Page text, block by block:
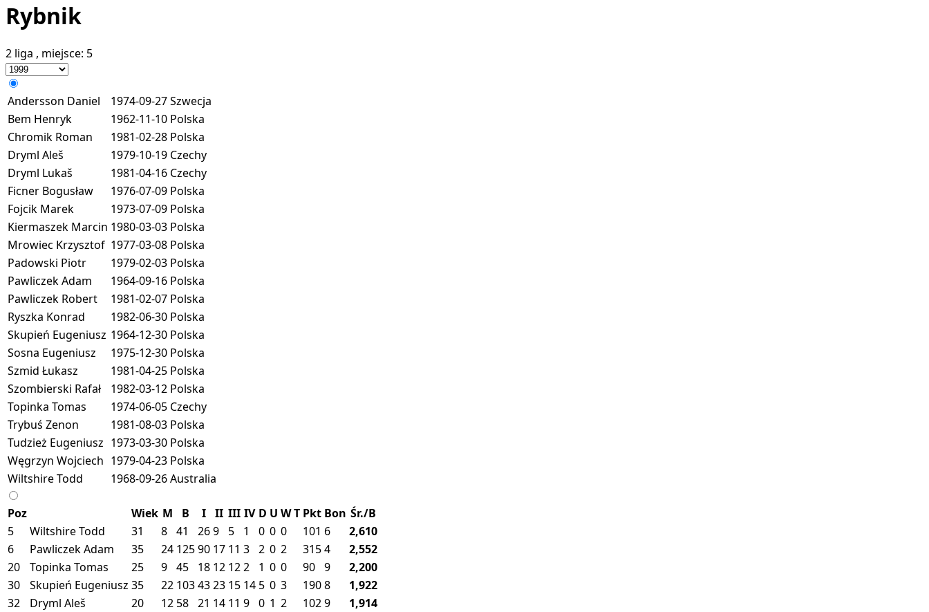
Rybnik
2 liga , miejsce: 5
Andersson Daniel 1974-09-27Szwecja
Bem Henryk
1962-11-10 Polska
Chromik Roman
1981-02-28 Polska
Dryml Aleš
1979-10-19 Czechy
Dryml Lukaš
1981-04-16 Czechy
Ficner Bogusław
1976-07-09 Polska
Fojcik Marek
1973-07-09 Polska
Kiermaszek Marcin 1980-03-03 Polska
Mrowiec Krzysztof 1977-03-08 Polska
Padowski Piotr
1979-02-03 Polska
Pawliczek Adam
1964-09-16 Polska
Pawliczek Robert
1981-02-07 Polska
Ryszka Konrad
1982-06-30 Polska
Skupień Eugeniusz 1964-12-30 Polska
Sosna Eugeniusz
1975-12-30 Polska
Szmid Łukasz
1981-04-25 Polska
Szombierski Rafał
1982-03-12 Polska
Topinka Tomas
1974-06-05 Czechy
Trybuś Zenon
1981-08-03 Polska
Tudzież Eugeniusz 1973-03-30 Polska
Węgrzyn Wojciech 1979-04-23 Polska
Wiltshire Todd
1968-09-26Australia
Poz Wiek M B I II III IV D U WT Pkt Bon Śr./B
5
Wiltshire Todd 31 8 41 269 5 1 0 0 0 101 6
2,610
6
Pawliczek Adam 35 24 12590 17 11 3 2 0 2 3154
2,552
20
Topinka Tomas 25 9 45 18 12 122 1 0 0 90 9
2,200
30
Skupień Eugeniusz 35 22 1034323 15 14 5 0 3 1908
1,922
32
Dryml Aleš 20 12 58 21 14 11 9 0 1 2 1029
1,914